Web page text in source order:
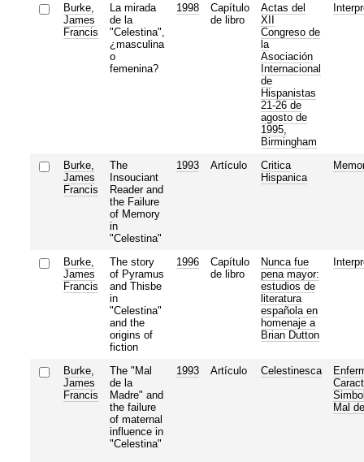
Burke,
James
Francis
La mirada
de la
"Celestina",
¿masculina
o
femenina?
1998
Capítulo
de libro
Actas del
XII
Congreso de
la
Asociación
Internacional
de
Hispanistas
21-26 de
agosto de
1995,
Birmingham
Burke,
James
Francis
The
Insouciant
Reader and
the Failure
of Memory
in
"Celestina"
1993 Artículo
Critica
Hispanica
Burke,
James
Francis
The story
of Pyramus
and Thisbe
in
"Celestina"
and the
origins of
fiction
1996
Capítulo
de libro
Nunca fue
pena mayor:
estudios de
literatura
española en
homenaje a
Brian Dutton
Burke,
James
Francis
The "Mal
de la
Madre" and
the failure
of maternal
influence in
"Celestina"
1993 Artículo Celestinesca
Mal